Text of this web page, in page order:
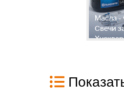
Масла -
Свечи
2019-